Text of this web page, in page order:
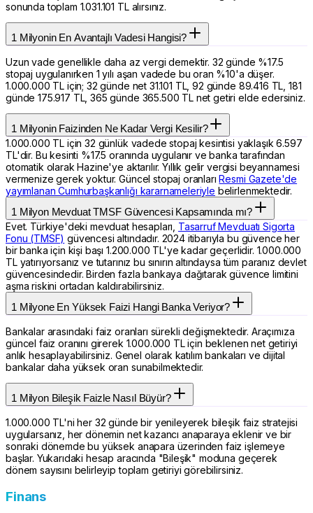
sonunda toplam 1.031.101 TL alırsınız.
1 Milyonin En Avantajlı Vadesi Hangisi?
Uzun vade genellikle daha az vergi demektir. 32 günde %17.5
stopaj uygulanırken 1 yılı aşan vadede bu oran %10'a düşer.
1.000.000 TL için; 32 günde net 31.101 TL, 92 günde 89.416 TL, 181
günde 175.917 TL, 365 günde 365.500 TL net getiri elde edersiniz.
1 Milyonin Faizinden Ne Kadar Vergi Kesilir?
1.000.000 TL için 32 günlük vadede stopaj kesintisi yaklaşık 6.597
TL'dir. Bu kesinti %17.5 oranında uygulanır ve banka tarafından
otomatik olarak Hazine'ye aktarılır. Yıllık gelir vergisi beyannamesi
vermenize gerek yoktur. Güncel stopaj oranlarıResmi Gazete'de
yayımlanan Cumhurbaşkanlığı kararnameleriyle belirlenmektedir.
1 Milyon Mevduat TMSF Güvencesi Kapsamında mı?
Evet. Türkiye'deki mevduat hesapları, Tasarruf Mevduatı Sigorta
Fonu (TMSF) güvencesi altındadır. 2024 itibarıyla bu güvence her
bir banka için kişi başı 1.200.000 TL'ye kadar geçerlidir. 1.000.000
TL yatırıyorsanız ve tutarınız bu sınırın altındaysa tüm paranız devlet
güvencesindedir. Birden fazla bankaya dağıtarak güvence limitini
aşma riskini ortadan kaldırabilirsiniz.
1 Milyone En Yüksek Faizi Hangi Banka Veriyor?
Bankalar arasındaki faiz oranları sürekli değişmektedir. Araçımıza
güncel faiz oranını girerek 1.000.000 TL için beklenen net getiriyi
anlık hesaplayabilirsiniz. Genel olarak katılım bankaları ve dijital
bankalar daha yüksek oran sunabilmektedir.
1 Milyon Bileşik Faizle Nasıl Büyür?
1.000.000 TL'ni her 32 günde bir yenileyerek bileşik faiz stratejisi
uygularsanız, her dönemin net kazancı anaparaya eklenir ve bir
sonraki dönemde bu yüksek anapara üzerinden faiz işlemeye
başlar. Yukarıdaki hesap aracında "Bileşik" moduna geçerek
dönem sayısını belirleyip toplam getiriyi görebilirsiniz.
Finans